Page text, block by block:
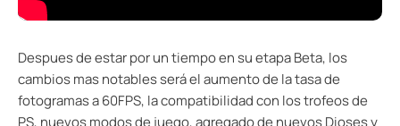
Despues de estar por un tiempo en su etapa Beta, los
cambios mas notables será el aumento de la tasa de
fotogramas a 60FPS, la compatibilidad con los trofeos de
PS, nuevos modos de juego, agregado de nuevos Dioses y